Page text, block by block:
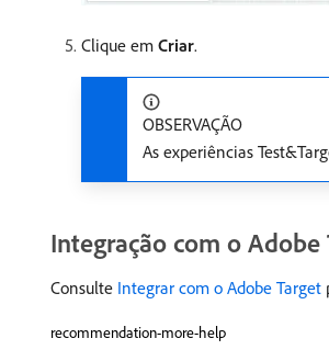
Clique em Criar.
OBSERVAÇÃO
As experiências
Integração com o Adobe
Consulte Integrar com o Adobe Target
recommendation-more-help